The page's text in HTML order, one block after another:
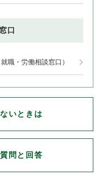
口
職・労働相談窓口）
いときは
問と回答